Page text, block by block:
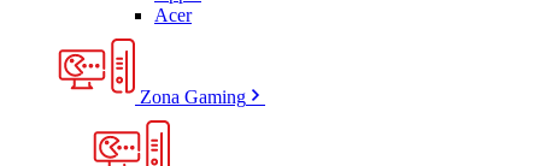
Acer
Zona Gaming